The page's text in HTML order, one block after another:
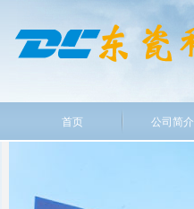
首页 公司简介